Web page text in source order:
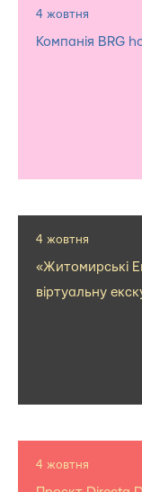
4 жовтня
Компанія BRG
4 жовтня
«Житомирські
віртуальну
4 жовтня